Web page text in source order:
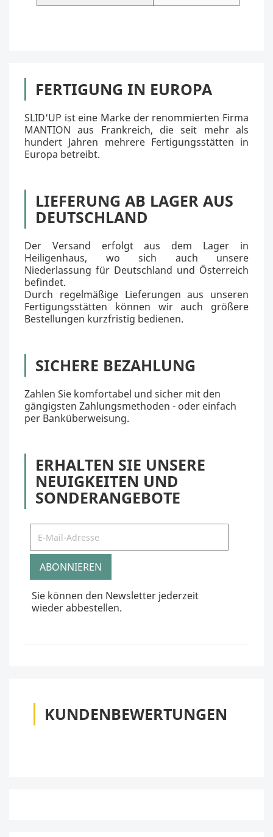
FERTIGUNG IN EUROPA
SLID'UP ist eine Marke der renommierten Firma
MANTION aus Frankreich, die seit mehr als
hundert Jahren mehrere Fertigungsstätten in
Europa betreibt.
LIEFERUNG AB LAGER AUS
DEUTSCHLAND
Der Versand erfolgt aus dem Lager in
Heiligenhaus, wo sich auch unsere
Niederlassung für Deutschland und Österreich
befindet.
Durch regelmäßige Lieferungen aus unseren
Fertigungsstätten können wir auch größere
Bestellungen kurzfristig bedienen.
SICHERE BEZAHLUNG
Zahlen Sie komfortabel und sicher mit den
gängigsten Zahlungsmethoden - oder einfach
per Banküberweisung.
ERHALTEN SIE UNSERE
NEUIGKEITEN UND
SONDERANGEBOTE
Sie können den Newsletter jederzeit
wieder abbestellen.
KUNDENBEWERTUNGEN